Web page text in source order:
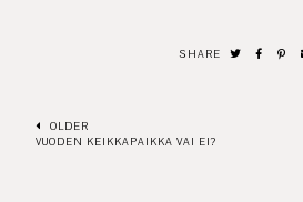
SHARE
OLDER
VUODEN KEIKKAPAIKKA VAI EI?